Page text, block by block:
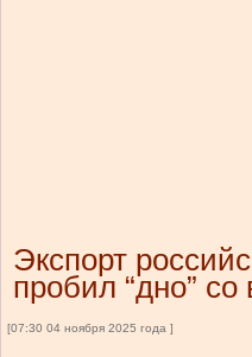
Экспорт
пробил “дно”
[07:30 04 ноября 2025 года ]